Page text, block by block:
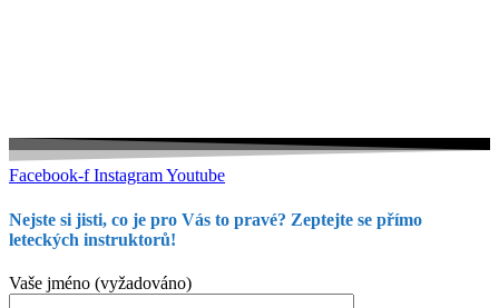
Facebook-f InstagramYoutube
Nejste si jisti, co je pro Vás to pravé? Zeptejte se přímo
leteckých instruktorů!
Vaše jméno (vyžadováno)